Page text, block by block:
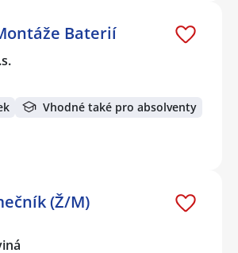
Baterií
Vhodné také pro absolventy
(Ž/M)